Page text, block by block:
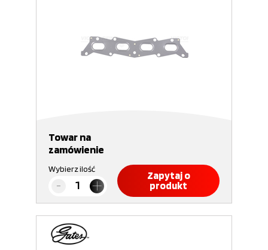
Towar na
zamówienie
Wybierz ilość
Zapytaj o
produkt